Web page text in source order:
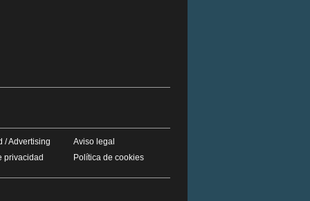
/ Advertising
privacidad
Aviso legal
Política de cookies